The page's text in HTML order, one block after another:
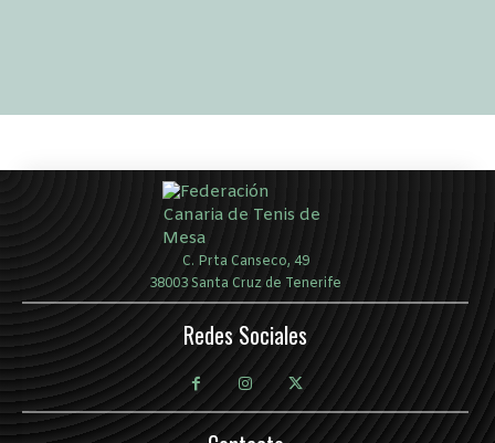
C. Prta Canseco, 49
38003 Santa Cruz de Tenerife
Redes Sociales